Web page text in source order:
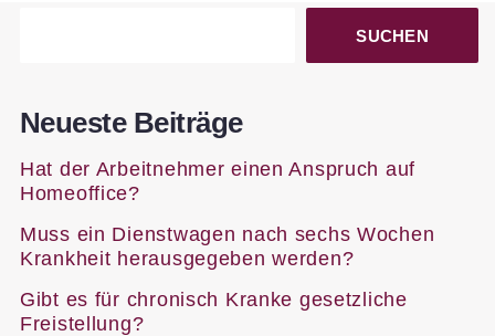
SUCHEN
Neueste Beiträge
Hat der Arbeitnehmer einen Anspruch auf
Homeoffice?
Muss ein Dienstwagen nach sechs Wochen
Krankheit herausgegeben werden?
Gibt es für chronisch Kranke gesetzliche
Freistellung?